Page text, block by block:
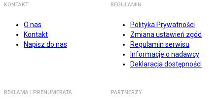
KONTAKT
O nas
Kontakt
Napisz do nas
REGULAMIN
Polityka Prywatności
Zmiana ustawień zgód
Regulamin serwisu
Informacje o nadawcy
Deklaracja dostępności
REKLAMA I PRENUMERATA PARTNERZY